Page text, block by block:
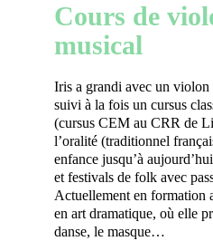
Cours de
musical
Iris a grandi avec un violon
suivi à la fois un cursus
(cursus CEM au CRR de
l’oralité (traditionnel
enfance jusqu’à
et festivals de folk avec
Actuellement en formation
en art dramatique, où elle
danse, le masque…